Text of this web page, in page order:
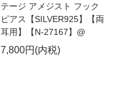
テージ アメジスト フック
ピアス【SILVER925】【両
耳用】【N-27167】@
7,800円(内税)